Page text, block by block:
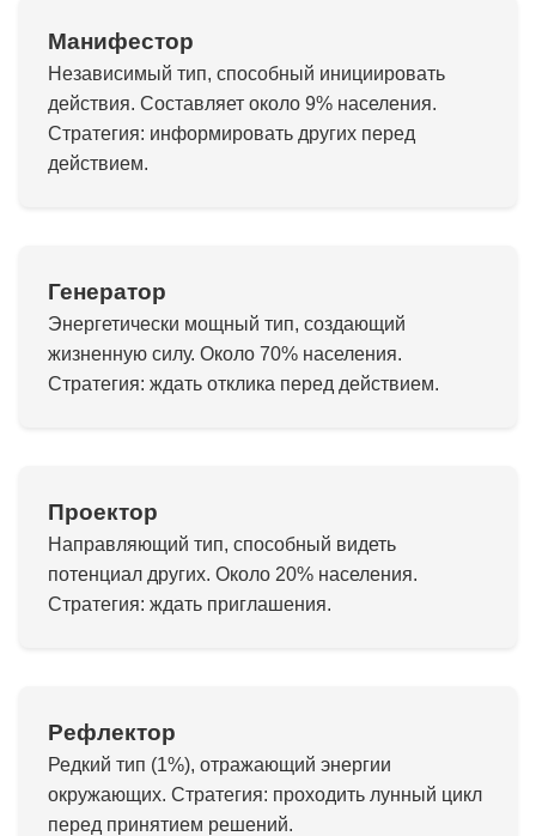
Манифестор
Независимый тип, способный инициировать
действия. Составляет около 9% населения.
Стратегия: информировать других перед
действием.
Генератор
Энергетически мощный тип, создающий
жизненную силу. Около 70% населения.
Стратегия: ждать отклика перед действием.
Проектор
Направляющий тип, способный видеть
потенциал других. Около 20% населения.
Стратегия: ждать приглашения.
Рефлектор
Редкий тип (1%), отражающий энергии
окружающих. Стратегия: проходить лунный цикл
перед принятием решений.